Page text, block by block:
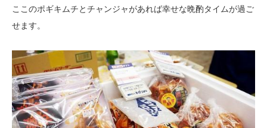
ここのポギキムチとチャンジャがあれば幸せな晩酌タイムが過ご
せます。